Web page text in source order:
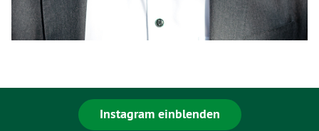
Instagram einblenden